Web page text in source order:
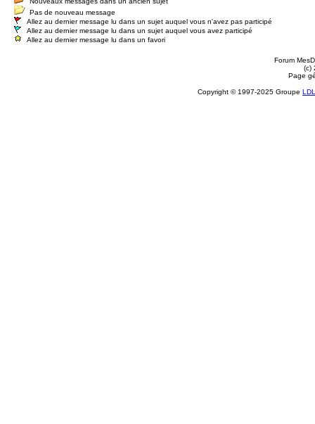
Pas de nouveau message
Allez au dernier message lu dans un sujet auquel vous n'avez pas participé
Allez au dernier message lu dans un sujet auquel vous avez participé
Allez au dernier message lu dans un favori
Forum
(c)
Page
Copyright © 1997-2025 Groupe